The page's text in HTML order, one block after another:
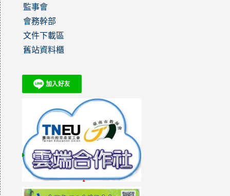
監事會
會務幹部
文件下載區
舊站資料櫃